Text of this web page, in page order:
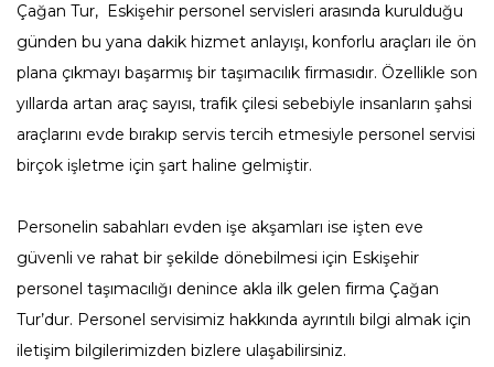
Çağan Tur, Eskişehir personel servisleri arasında kurulduğu
günden bu yana dakik hizmet anlayışı, konforlu araçları ile ön
plana çıkmayı başarmış bir taşımacılık firmasıdır. Özellikle son
yıllarda artan araç sayısı, trafik çilesi sebebiyle insanların şahsi
araçlarını evde bırakıp servis tercih etmesiyle personel servisi
birçok işletme için şart haline gelmiştir.
Personelin sabahları evden işe akşamları ise işten eve
güvenli ve rahat bir şekilde dönebilmesi için Eskişehir
personel taşımacılığı denince akla ilk gelen firma Çağan
Tur’dur. Personel servisimiz hakkında ayrıntılı bilgi almak için
iletişim bilgilerimizden bizlere ulaşabilirsiniz.